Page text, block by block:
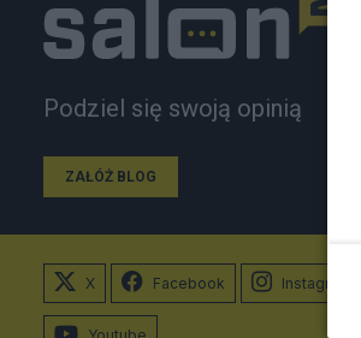
Podziel się swoją opinią
ZAŁÓŻ BLOG
X Facebook Instagram
Youtube